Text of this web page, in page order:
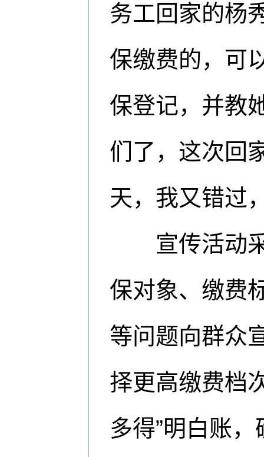
务工回家的杨
保缴费的，可
保登记，并教
们了，这次回
天，我又错过
宣传活动采
保对象、缴费
等问题向群众
择更高缴费档
多得”明白账